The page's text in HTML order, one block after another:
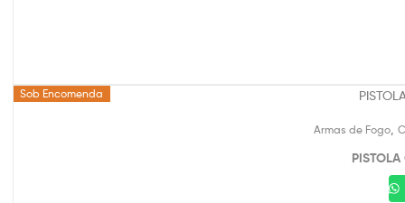
Sob Encomenda
Armas de Fogo,